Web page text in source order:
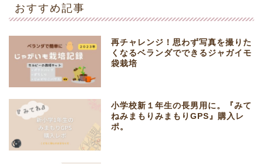
おすすめ記事
再チャレンジ！思わず写真を撮りた
くなるベランダでできるジャガイモ
袋栽培
小学校新１年生の長男用に。『みて
ねみまもりみまもりGPS』購入レ
ポ。